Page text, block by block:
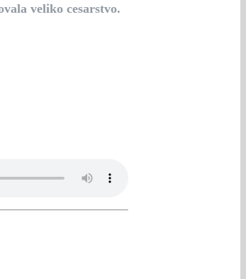
veliko cesarstvo.